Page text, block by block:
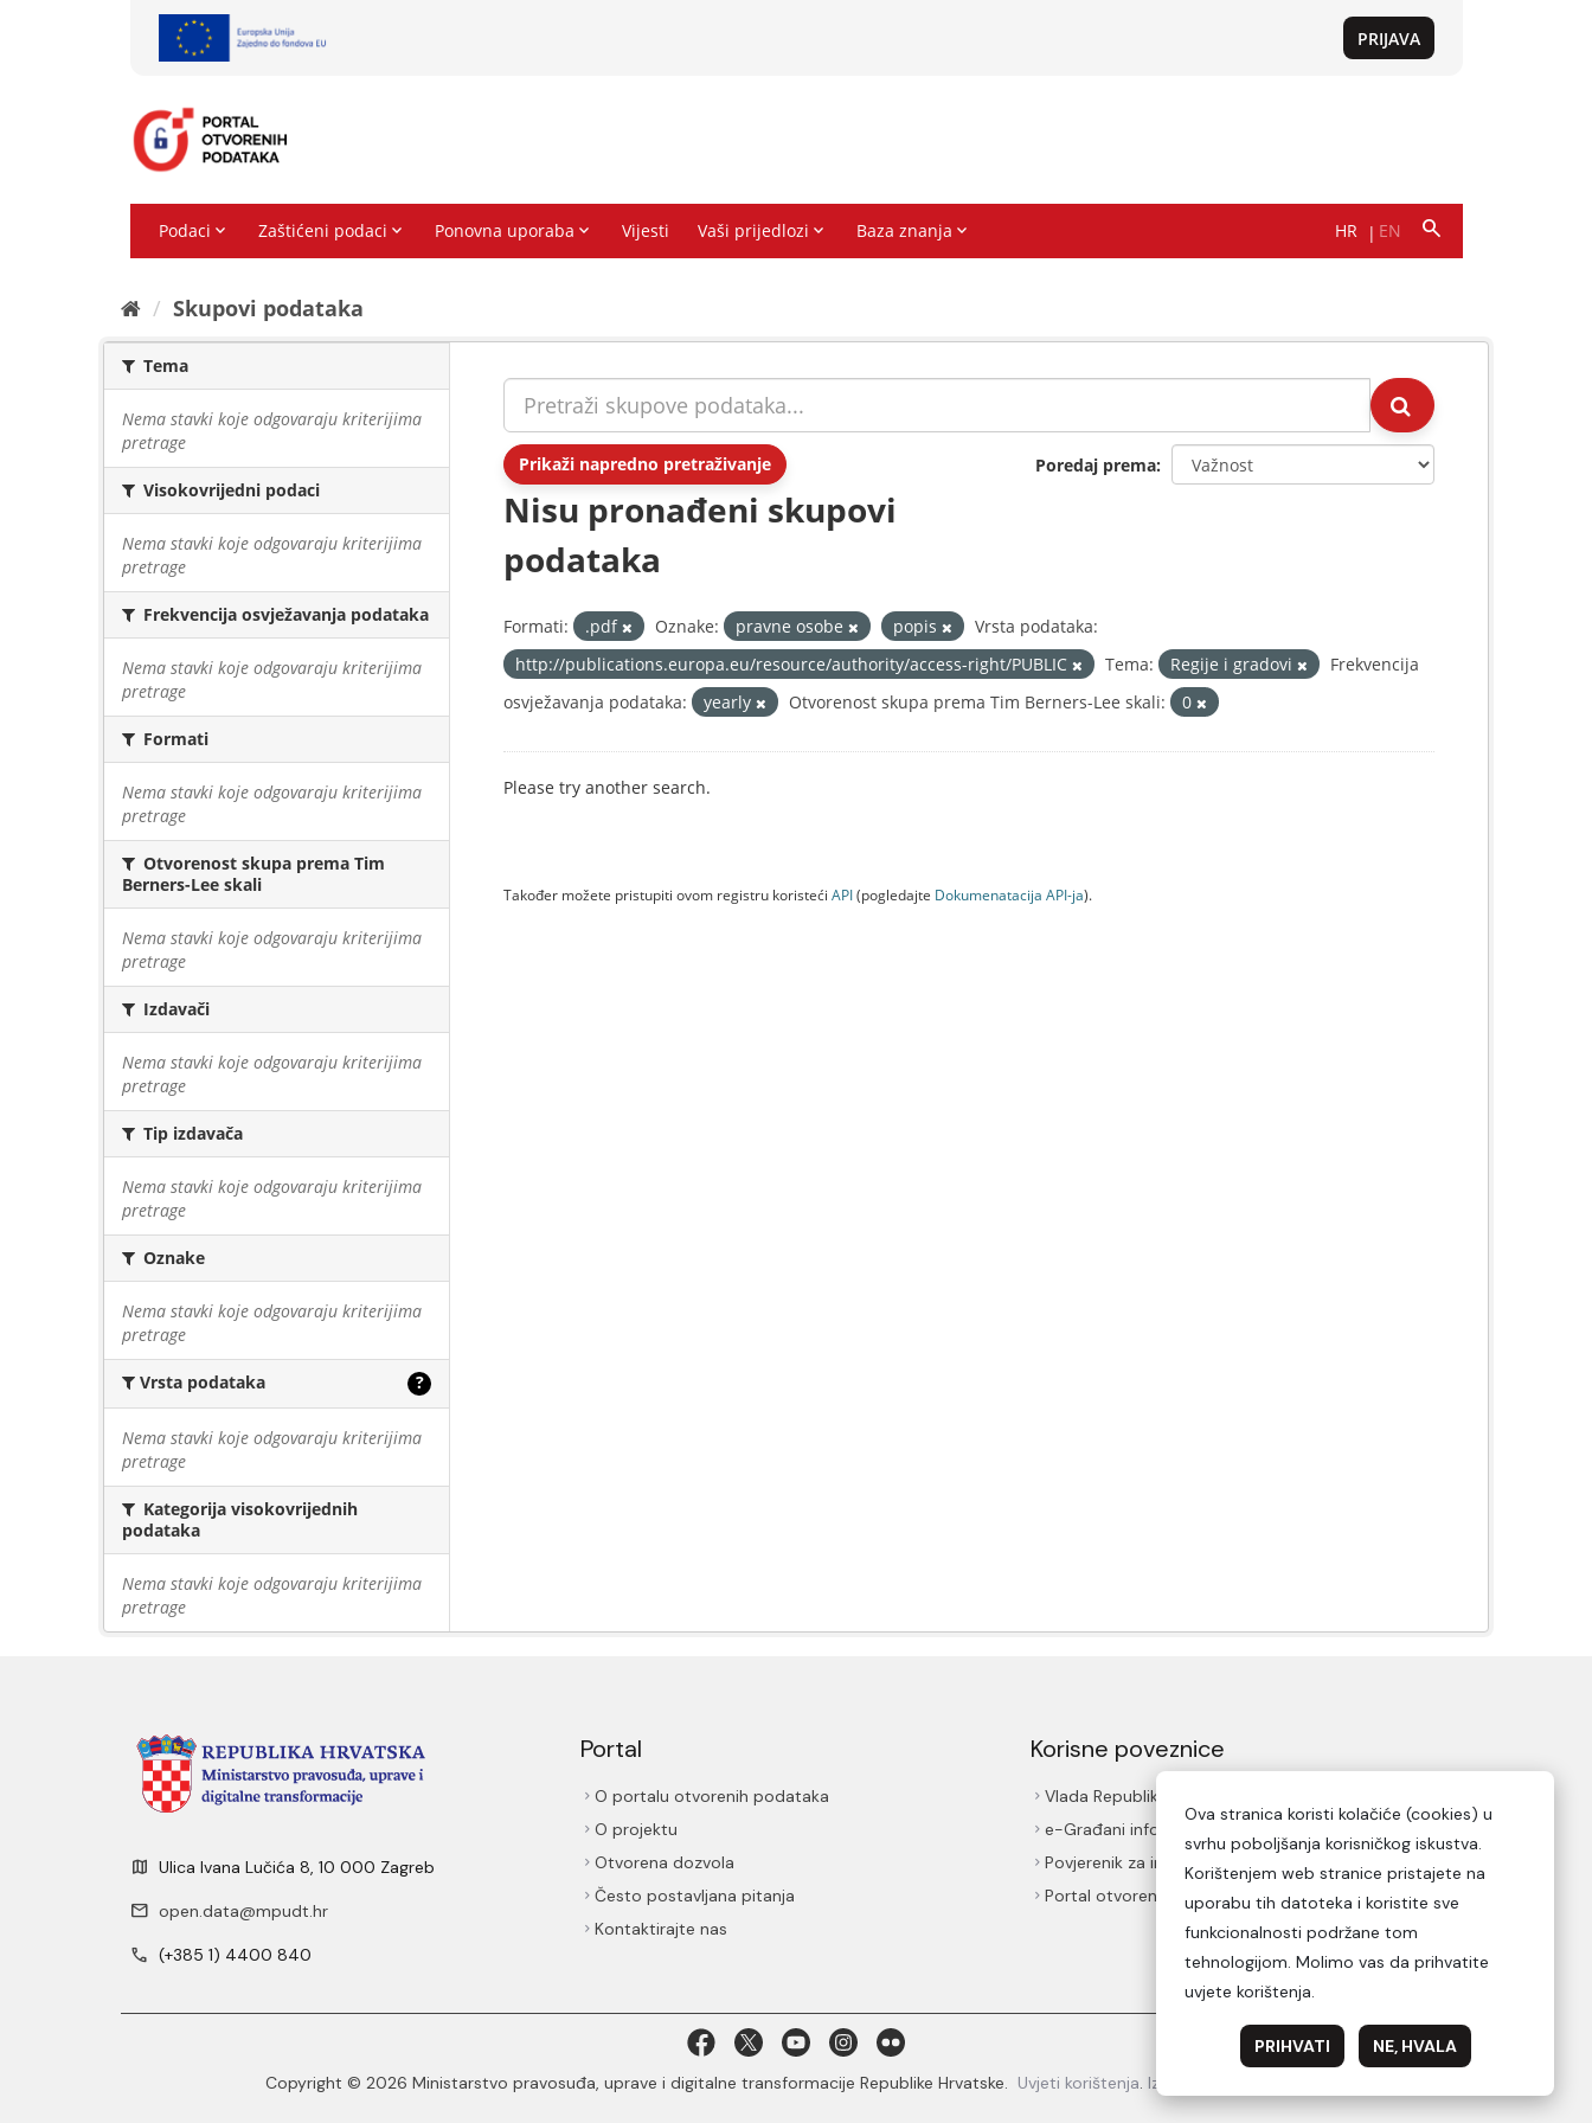
Skupovi podаtаkа
Tema
Nema stavki koje odgovaraju kriterijima
pretrage
Visokovrijedni podaci
Nema stavki koje odgovaraju kriterijima
pretrage
Frekvencija osvježavanja podataka
Nema stavki koje odgovaraju kriterijima
pretrage
Formati
Nema stavki koje odgovaraju kriterijima
pretrage
Otvorenost skupa prema Tim
Berners-Lee skali
Nema stavki koje odgovaraju kriterijima
pretrage
Izdavači
Nema stavki koje odgovaraju kriterijima
pretrage
Tip izdavača
Nema stavki koje odgovaraju kriterijima
pretrage
Oznake
Nema stavki koje odgovaraju kriterijima
pretrage
Vrsta podataka ?
Nema stavki koje odgovaraju kriterijima
pretrage
Kategorija visokovrijednih
podataka
Nema stavki koje odgovaraju kriterijima
pretrage
Prikaži napredno pretraživanje Poredaj prema
Nisu pronađeni skupovi
podataka
Formati: .pdf Oznake: pravne osobe popis
Vrsta podataka:
http://publications.europa.eu/resource/authority/access-right/PUBLIC
Tema: Regije i gradovi
Frekvencija
osvježavanja podataka:
yearly Otvorenost skupa prema Tim Berners-Lee skali: 0
Please try another search.
Također možete pristupiti ovom registru koristeći API(pogledajte Dokumenаtаcijа API-jа).